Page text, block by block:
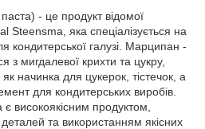
- це продукт відомої
Steensma, яка спеціалізується на
кондитерської галузі. Марципан -
з мигдалевої крихти та цукру,
начинка для цукерок, тістечок, а
для кондитерських виробів.
високоякісним продуктом,
та використанням якісних